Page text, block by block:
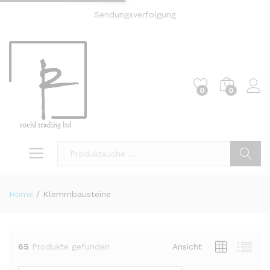
Sendungsverfolgung
0 0
Home / Klemmbausteine
65 Produkte gefunden Ansicht